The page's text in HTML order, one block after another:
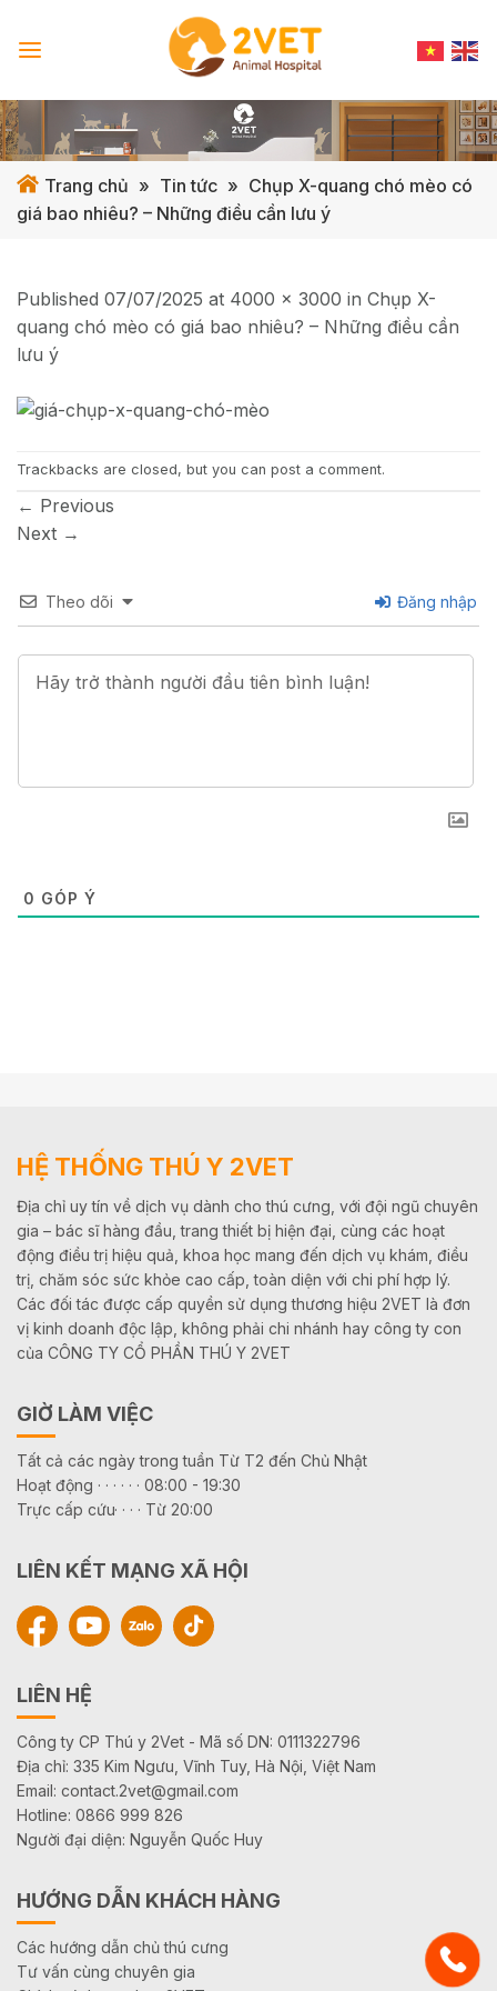
Trang chủ » Tin tức » Chụp X-quang chó mèo có
giá bao nhiêu? – Những điều cần lưu ý
Published 07/07/2025 at 4000 × 3000 in Chụp X-
quang chó mèo có giá bao nhiêu? – Những điều cần
lưu ý
Trackbacks are closed, but you can post a comment.
← Previous
Next →
Theo dõi Đăng nhập
0 GÓP Ý
HỆ THỐNG THÚ Y 2VET
Địa chỉ uy tín về dịch vụ dành cho thú cưng, với đội ngũ chuyên
gia – bác sĩ hàng đầu, trang thiết bị hiện đại, cùng các hoạt
động điều trị hiệu quả, khoa học mang đến dịch vụ khám, điều
trị, chăm sóc sức khỏe cao cấp, toàn diện với chi phí hợp lý.
Các đối tác được cấp quyền sử dụng thương hiệu 2VET là đơn
vị kinh doanh độc lập, không phải chi nhánh hay công ty con
của CÔNG TY CỔ PHẦN THÚ Y 2VET
GIỜ LÀM VIỆC
Tất cả các ngày trong tuần Từ T2 đến Chủ Nhật
Hoạt động · · · · · · 08:00 - 19:30
Trực cấp cứu· · · · Từ 20:00
LIÊN KẾT MẠNG XÃ HỘI
LIÊN HỆ
Công ty CP Thú y 2Vet - Mã số DN: 0111322796
Địa chỉ: 335 Kim Ngưu, Vĩnh Tuy, Hà Nội, Việt Nam
Email: contact.2vet@gmail.com
Hotline: 0866 999 826
Người đại diện: Nguyễn Quốc Huy
HƯỚNG DẪN KHÁCH HÀNG
Các hướng dẫn chủ thú cưng
Tư vấn cùng chuyên gia